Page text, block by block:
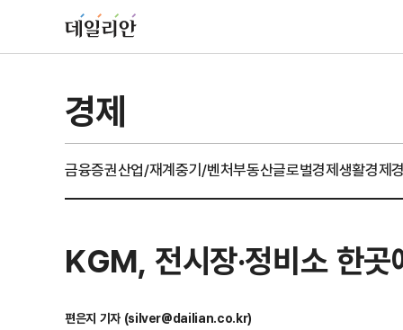
경제
금융증권산업/재계중기/벤처부동산글로벌경제생활경제
KGM, 전시장·정비소 한
편은지 기자 (silver@dailian.co.kr)